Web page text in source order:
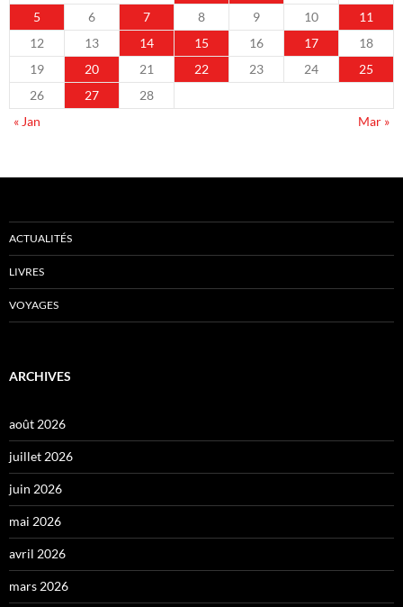
5
6 7 8 9 10
11
12
13 14 15 16 17
18
19
20 21 22 23 24
25
26
27
28
« Jan
Mar »
ACTUALITÉS
LIVRES
VOYAGES
ARCHIVES
août 2026
juillet 2026
juin 2026
mai 2026
avril 2026
mars 2026